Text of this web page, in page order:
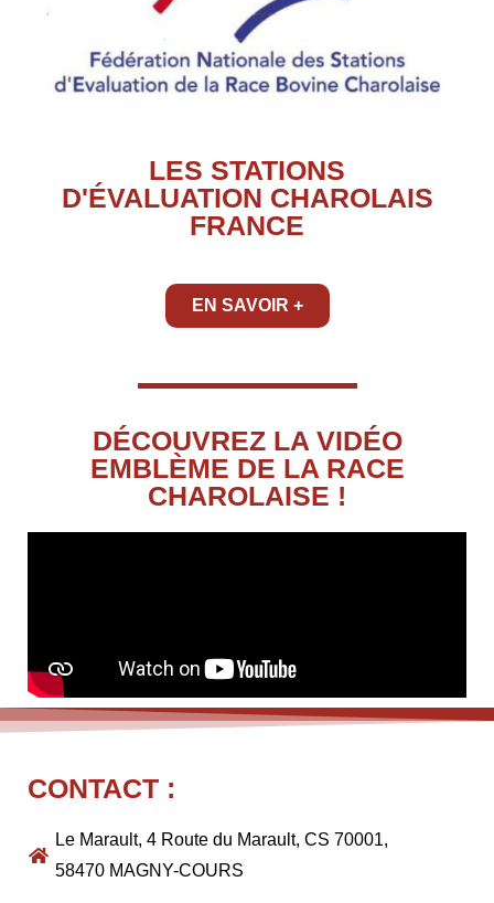
LES STATIONS
D'ÉVALUATION CHAROLAIS
FRANCE
EN SAVOIR +
DÉCOUVREZ LA VIDÉO
EMBLÈME DE LA RACE
CHAROLAISE !
CONTACT :
Le Marault, 4 Route du Marault, CS 70001,
58470 MAGNY-COURS